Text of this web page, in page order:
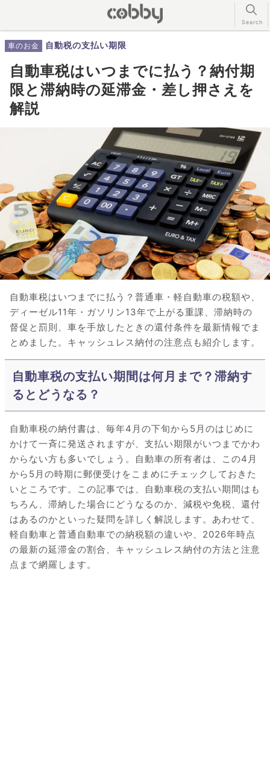
車のお金 自動税の支払い期限
自動車税はいつまでに払う？納付期
限と滞納時の延滞金・差し押さえを
解説
自動車税はいつまでに払う？普通車・軽自動車の税額や、
ディーゼル11年・ガソリン13年で上がる重課、滞納時の
督促と罰則、車を手放したときの還付条件を最新情報でま
とめました。キャッシュレス納付の注意点も紹介します。
自動車税の支払い期間は何月まで？滞納す
るとどうなる？
自動車税の納付書は、毎年4月の下旬から5月のはじめに
かけて一斉に発送されますが、支払い期限がいつまでかわ
からない方も多いでしょう。自動車の所有者は、この4月
から5月の時期に郵便受けをこまめにチェックしておきた
いところです。この記事では、自動車税の支払い期間はも
ちろん、滞納した場合にどうなるのか、減税や免税、還付
はあるのかといった疑問を詳しく解説します。あわせて、
軽自動車と普通自動車での納税額の違いや、2026年時点
の最新の延滞金の割合、キャッシュレス納付の方法と注意
点まで網羅します。